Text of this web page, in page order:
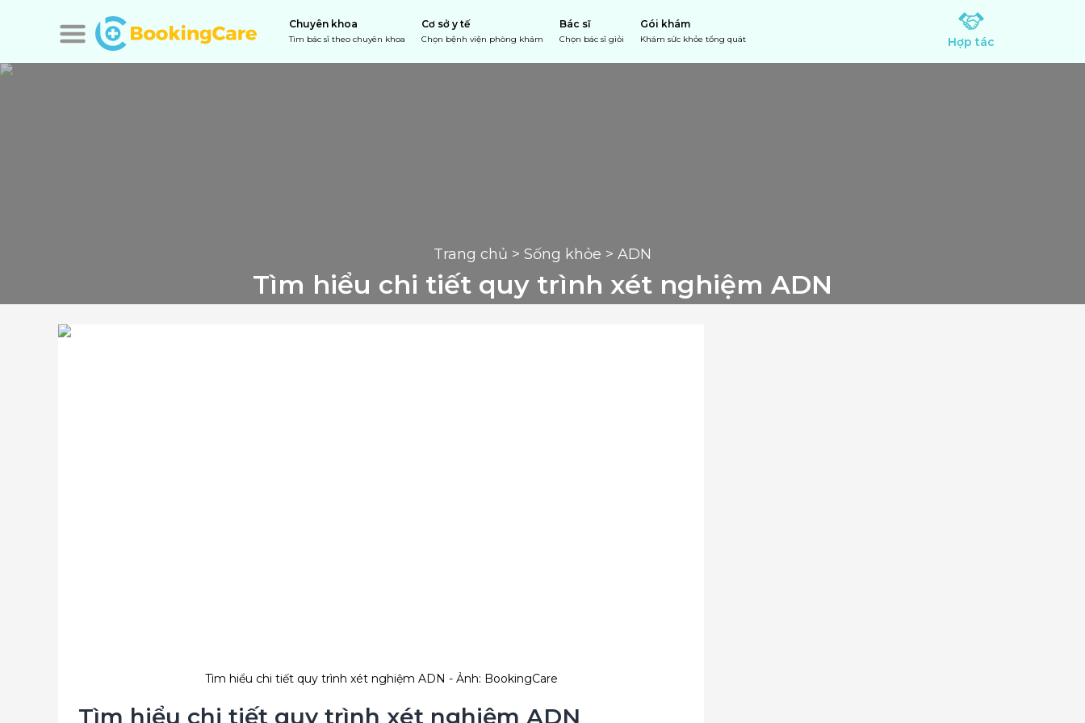
Chuyên khoa
Tìm bác sĩ theo chuyên khoa
Cơ sở y tế
Chọn bệnh viện phòng khám
Bác sĩ
Chọn bác sĩ giỏi
Gói khám
Khám sức khỏe tổng quát Hợp tác
Trang chủ > Sống khỏe > ADN
Tìm hiểu chi tiết quy trình xét nghiệm ADN
Tìm hiểu chi tiết quy trình xét nghiệm ADN - Ảnh: BookingCare
Tìm hiểu chi tiết quy trình xét nghiệm ADN